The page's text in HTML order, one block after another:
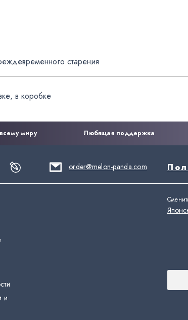
старения
, в коробке
миру Любящая поддержка
order@melon-panda.com
и